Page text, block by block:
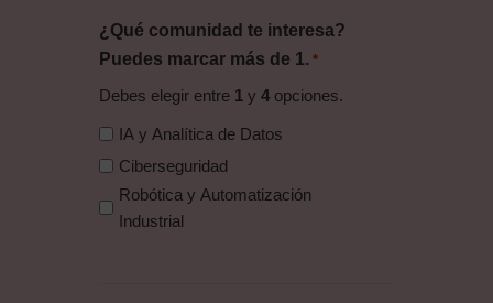
¿Qué comunidad te interesa?
Puedes marcar más de 1. *
Debes elegir entre 1y 4opciones.
IA y Analítica de Datos
Ciberseguridad
Robótica y Automatización
Industrial